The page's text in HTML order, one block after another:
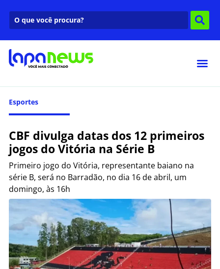
Esportes
CBF divulga datas dos 12 primeiros
jogos do Vitória na Série B
Primeiro jogo do Vitória, representante baiano na
série B, será no Barradão, no dia 16 de abril, um
domingo, às 16h